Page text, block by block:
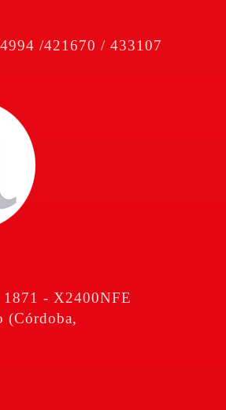
/421670 / 433107
- X2400NFE
(Córdoba,